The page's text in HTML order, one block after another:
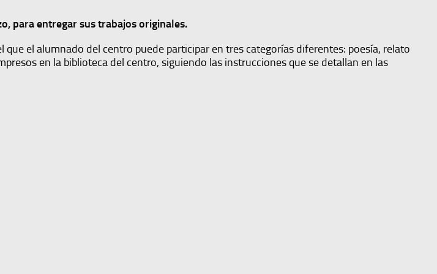
para entregar sus trabajos originales.
el alumnado del centro puede participar en tres categorías diferentes: poesía, relato
en la biblioteca del centro, siguiendo las instrucciones que se detallan en las